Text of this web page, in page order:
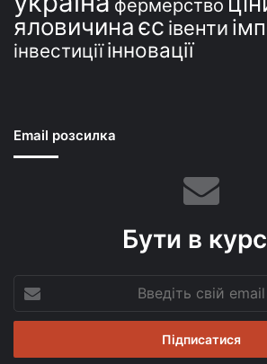
фермерство
яловичинаєс івенти
інвестиції інновації
Email розсилка
Бути в
свій
email